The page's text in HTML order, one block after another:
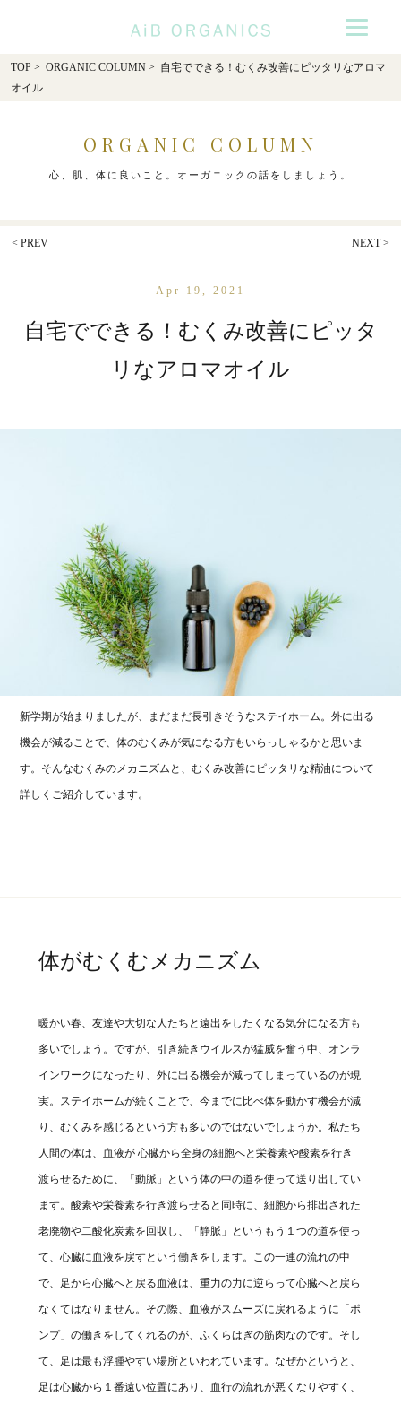
TOP> ORGANIC COLUMN> 自宅でできる！むくみ改善にピッタリなアロマ
オイル
ORGANIC COLUMN
心、肌、体に良いこと。オーガニックの話をしましょう。
< PREV NEXT >
Apr 19, 2021
自宅でできる！むくみ改善にピッタ
リなアロマオイル
新学期が始まりましたが、まだまだ長引きそうなステイホーム。外に出る
機会が減ることで、体のむくみが気になる方もいらっしゃるかと思いま
す。そんなむくみのメカニズムと、むくみ改善にピッタリな精油について
詳しくご紹介しています。
体がむくむメカニズム
暖かい春、友達や大切な人たちと遠出をしたくなる気分になる方も
多いでしょう。ですが、引き続きウイルスが猛威を奮う中、オンラ
インワークになったり、外に出る機会が減ってしまっているのが現
実。ステイホームが続くことで、今までに比べ体を動かす機会が減
り、むくみを感じるという方も多いのではないでしょうか。私たち
人間の体は、血液が 心臓から全身の細胞へと栄養素や酸素を行き
渡らせるために、「動脈」という体の中の道を使って送り出してい
ます。酸素や栄養素を行き渡らせると同時に、細胞から排出された
老廃物や二酸化炭素を回収し、「静脈」というもう１つの道を使っ
て、心臓に血液を戻すという働きをします。この一連の流れの中
で、足から心臓へと戻る血液は、重力の力に逆らって心臓へと戻ら
なくてはなりません。その際、血液がスムーズに戻れるように「ポ
ンプ」の働きをしてくれるのが、ふくらはぎの筋肉なのです。そし
て、足は最も浮腫やすい場所といわれています。なぜかというと、
足は心臓から１番遠い位置にあり、血行の流れが悪くなりやすく、